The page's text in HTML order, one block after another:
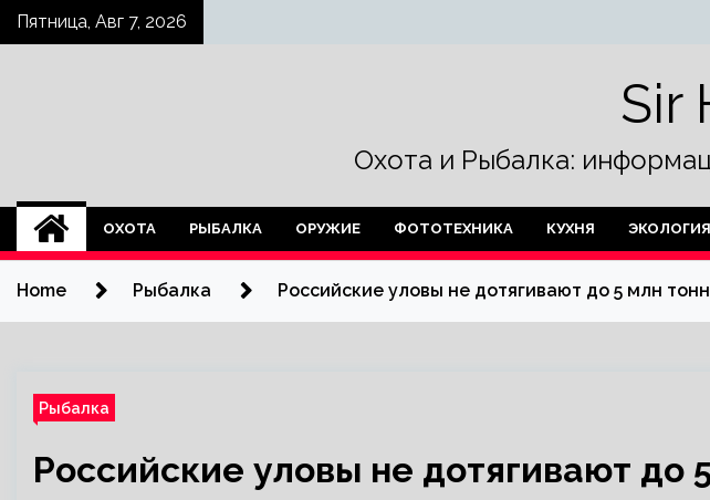
SkipПятница, Авг 7, 2026
Sir
Охота и Рыбалка:
ОХОТА РЫБАЛКА ОРУЖИЕ ФОТОТЕХНИКА КУХНЯ ЭКОЛОГИЯ
Home Рыбалка Российские уловы не дотягивают до 5 млн тонн
Рыбалка
Российские уловы не дотягивают до